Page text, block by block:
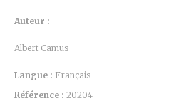
Auteur :
Albert Camus
Langue : Français
Référence : 20204